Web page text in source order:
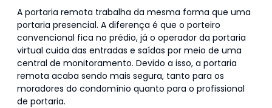
A portaria remota trabalha da mesma forma que uma
portaria presencial. A diferença é que o porteiro
convencional fica no prédio, já o operador da portaria
virtual cuida das entradas e saídas por meio de uma
central de monitoramento. Devido a isso, a portaria
remota acaba sendo mais segura, tanto para os
moradores do condomínio quanto para o profissional
de portaria.